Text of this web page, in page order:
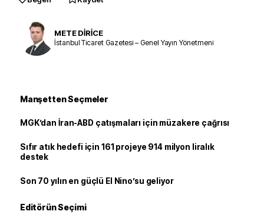
METE DİRİCE
İstanbul Ticaret Gazetesi – Genel Yayın Yönetmeni
Manşetten Seçmeler
MGK’dan İran-ABD çatışmaları için müzakere çağrısı
Sıfır atık hedefi için 161 projeye 914 milyon liralık
destek
Son 70 yılın en güçlü El Nino’su geliyor
Editörün Seçimi